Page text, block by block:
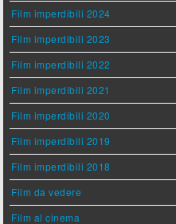
Film imperdibili 2024
Film imperdibili 2023
Film imperdibili 2022
Film imperdibili 2021
Film imperdibili 2020
Film imperdibili 2019
Film imperdibili 2018
Film da vedere
Film al cinema